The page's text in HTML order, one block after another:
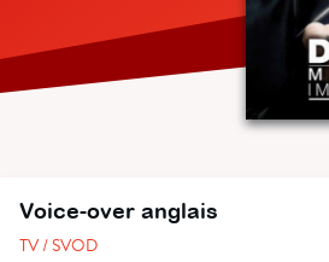
Voice-over anglais
TV / SVOD